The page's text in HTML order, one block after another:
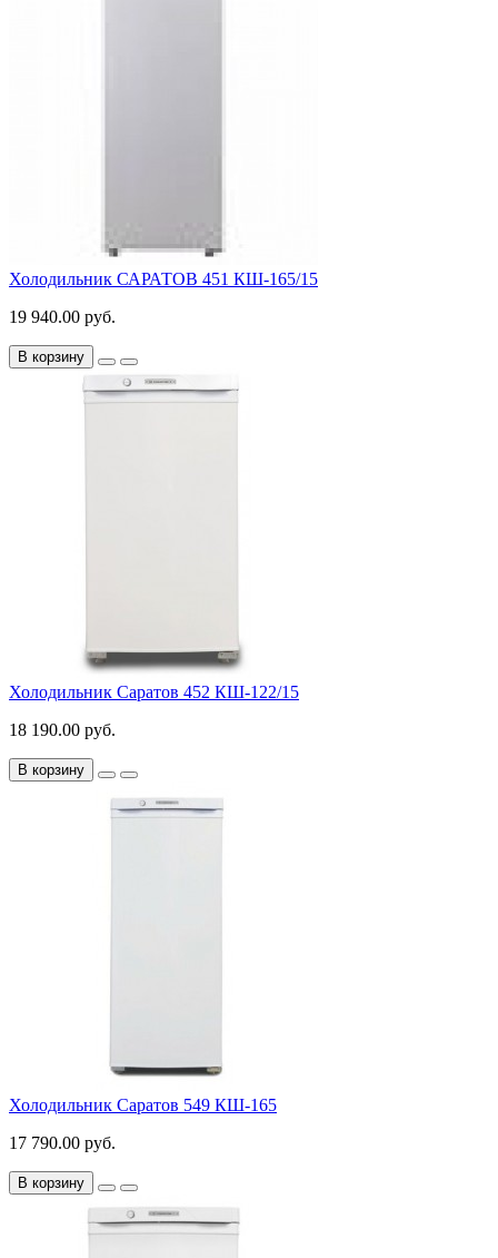
Холодильник САРАТОВ 451 КШ-165/15
19 940.00 руб.
В корзину
Холодильник Саратов 452 КШ-122/15
18 190.00 руб.
В корзину
Холодильник Саратов 549 КШ-165
17 790.00 руб.
В корзину